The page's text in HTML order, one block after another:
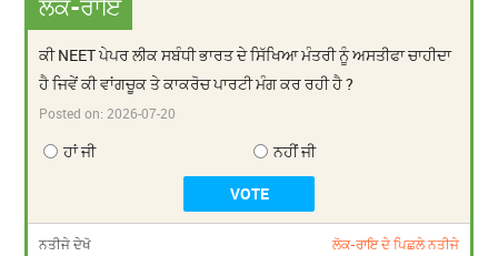
ਲੋਕ-ਰਾਇ
ਕੀ NEET ਪੇਪਰ ਲੀਕ ਸਬੰਧੀ ਭਾਰਤ ਦੇ ਸਿੱਖਿਆ ਮੰਤਰੀ ਨੂੰ ਅਸਤੀਫਾ ਚਾਹੀਦਾ
ਹੈ ਜਿਵੇਂ ਕੀ ਵਾਂਗਚੂਕ ਤੇ ਕਾਕਰੋਚ ਪਾਰਟੀ ਮੰਗ ਕਰ ਰਹੀ ਹੈ ?
Posted on:2026-07-20
ਹਾਂ ਜੀ ਨਹੀਂ ਜੀ
ਨਤੀਜੇ ਦੇਖੋ ਲੋਕ-ਰਾਇ ਦੇ ਪਿਛਲੇ ਨਤੀਜੇ